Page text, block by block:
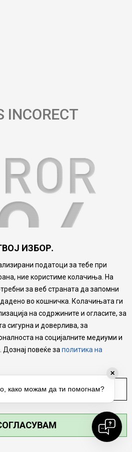
INCORECT
www.mytime.mk
TO HOME
ИЗБОР.
податоци за тебе при
ние користиме колачиња. На
за веб страната да запомни
во кошничка. Колачињата ги
на содржините и огласите, за
сигурна и доверлива, за
на социјалните медиуми и
Дознај повеќе за политика на
ПОСТАВУВАЊА
✕
како можам да ти помогнам?